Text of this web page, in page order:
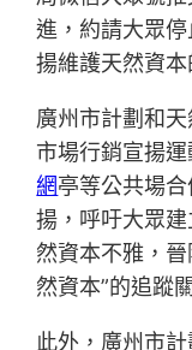
進，約請大眾
揚維護天然資本
廣州市計劃和
市場行銷宣揚
網亭等公共場
揚，呼吁大眾
然資本不雅，
然資本”的追蹤
此外，廣州市